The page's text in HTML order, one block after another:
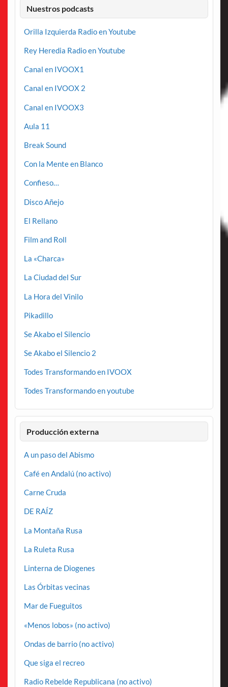
Nuestros podcasts
Orilla Izquierda Radio en Youtube
Rey Heredia Radio en Youtube
Canal en IVOOX1
Canal en IVOOX 2
Canal en IVOOX3
Aula 11
Break Sound
Con la Mente en Blanco
Confieso…
Disco Añejo
El Rellano
Film and Roll
La «Charca»
La Ciudad del Sur
La Hora del Vinilo
Pikadillo
Se Akabo el Silencio
Se Akabo el Silencio 2
Todes Transformando en IVOOX
Todes Transformando en youtube
Producción externa
A un paso del Abismo
Café en Andalú (no activo)
Carne Cruda
DE RAÍZ
La Montaña Rusa
La Ruleta Rusa
Linterna de Diogenes
Las Órbitas vecinas
Mar de Fueguitos
«Menos lobos» (no activo)
Ondas de barrio (no activo)
Que siga el recreo
Radio Rebelde Republicana (no activo)